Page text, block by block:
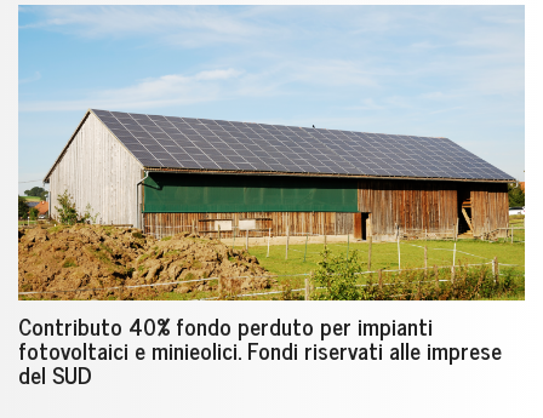
Contributo 40% fondo perduto per impianti
fotovoltaici e minieolici. Fondi riservati alle imprese
del SUD